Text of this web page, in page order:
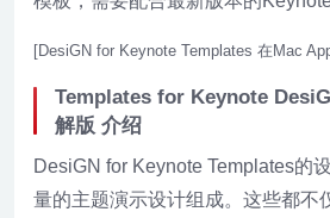
[DesiGN for Keynote Templates 在Mac
Templates for Keynote
解版 介绍
DesiGN for Keynote Templates的
量的主题演示设计组成。这些都不